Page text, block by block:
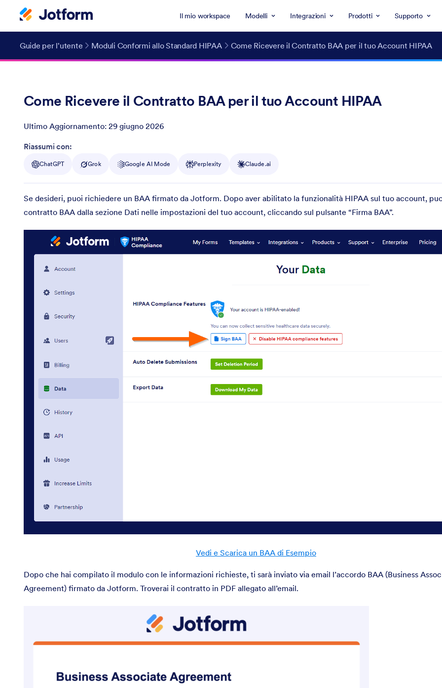
Il mio workspace Modelli Integrazioni Prodotti Supporto
Guide per l'utente Moduli Conformi allo Standard HIPAA Come Ricevere il Contratto BAA per il tuo Account HIPAA
Come Ricevere il Contratto BAA per il tuo Account HIPAA
Ultimo Aggiornamento: 29 giugno 2026
Post ID
Riassumi con:
ChatGPT Grok Google AI Mode Perplexity Claude.ai
Se desideri, puoi richiedere un BAA firmato da Jotform. Dopo aver abilitato la funzionalità HIPAA sul tuo account,
contratto BAA dalla sezione Dati nelle impostazioni del tuo account, cliccando sul pulsante “Firma BAA”.
Vedi e Scarica un BAA di Esempio
Dopo che hai compilato il modulo con le informazioni richieste, ti sarà inviato via email l’accordo BAA (Business
Agreement) firmato da Jotform. Troverai il contratto in PDF allegato all’email.